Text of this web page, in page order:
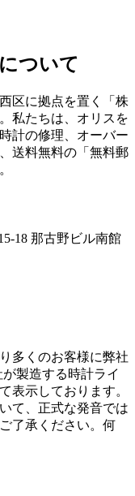
ついて
区に拠点を置く「株
私たちは、オリスを
計の修理、オーバー
送料無料の「無料郵
18 那古野ビル南館
多くのお客様に弊社
製造する時計ライ
表示しております。
て、正式な発音では
了承ください。何